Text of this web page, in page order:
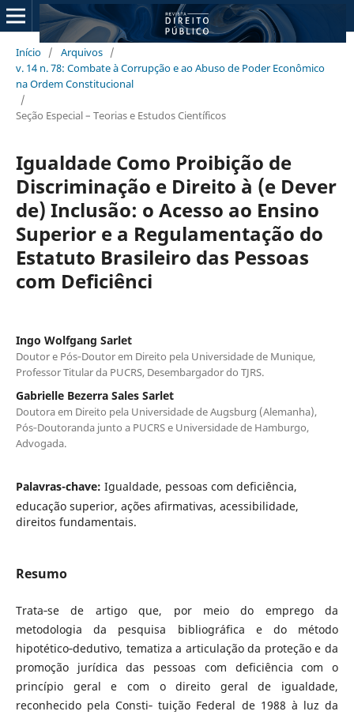
Início / Arquivos /
v. 14 n. 78: Combate à Corrupção e ao Abuso de Poder Econômico
na Ordem Constitucional
/
Seção Especial – Teorias e Estudos Científicos
Igualdade Como Proibição de
Discriminação e Direito à (e Dever
de) Inclusão: o Acesso ao Ensino
Superior e a Regulamentação do
Estatuto Brasileiro das Pessoas
com Deficiênci
Ingo Wolfgang Sarlet
Doutor e Pós‑Doutor em Direito pela Universidade de Munique,
Professor Titular da PUCRS, Desembargador do TJRS.
Gabrielle Bezerra Sales Sarlet
Doutora em Direito pela Universidade de Augsburg (Alemanha),
Pós‑Doutoranda junto a PUCRS e Universidade de Hamburgo,
Advogada.
Palavras-chave: Igualdade, pessoas com deficiência,
educação superior, ações afirmativas, acessibilidade,
direitos fundamentais.
Resumo
Trata‑se de artigo que, por meio do emprego da
metodologia da pesquisa bibliográfica e do método
hipotético‑dedutivo, tematiza a articulação da proteção e da
promoção jurídica das pessoas com deficiência com o
princípio geral e com o direito geral de igualdade,
reconhecido pela Consti‑ tuição Federal de 1988 à luz da